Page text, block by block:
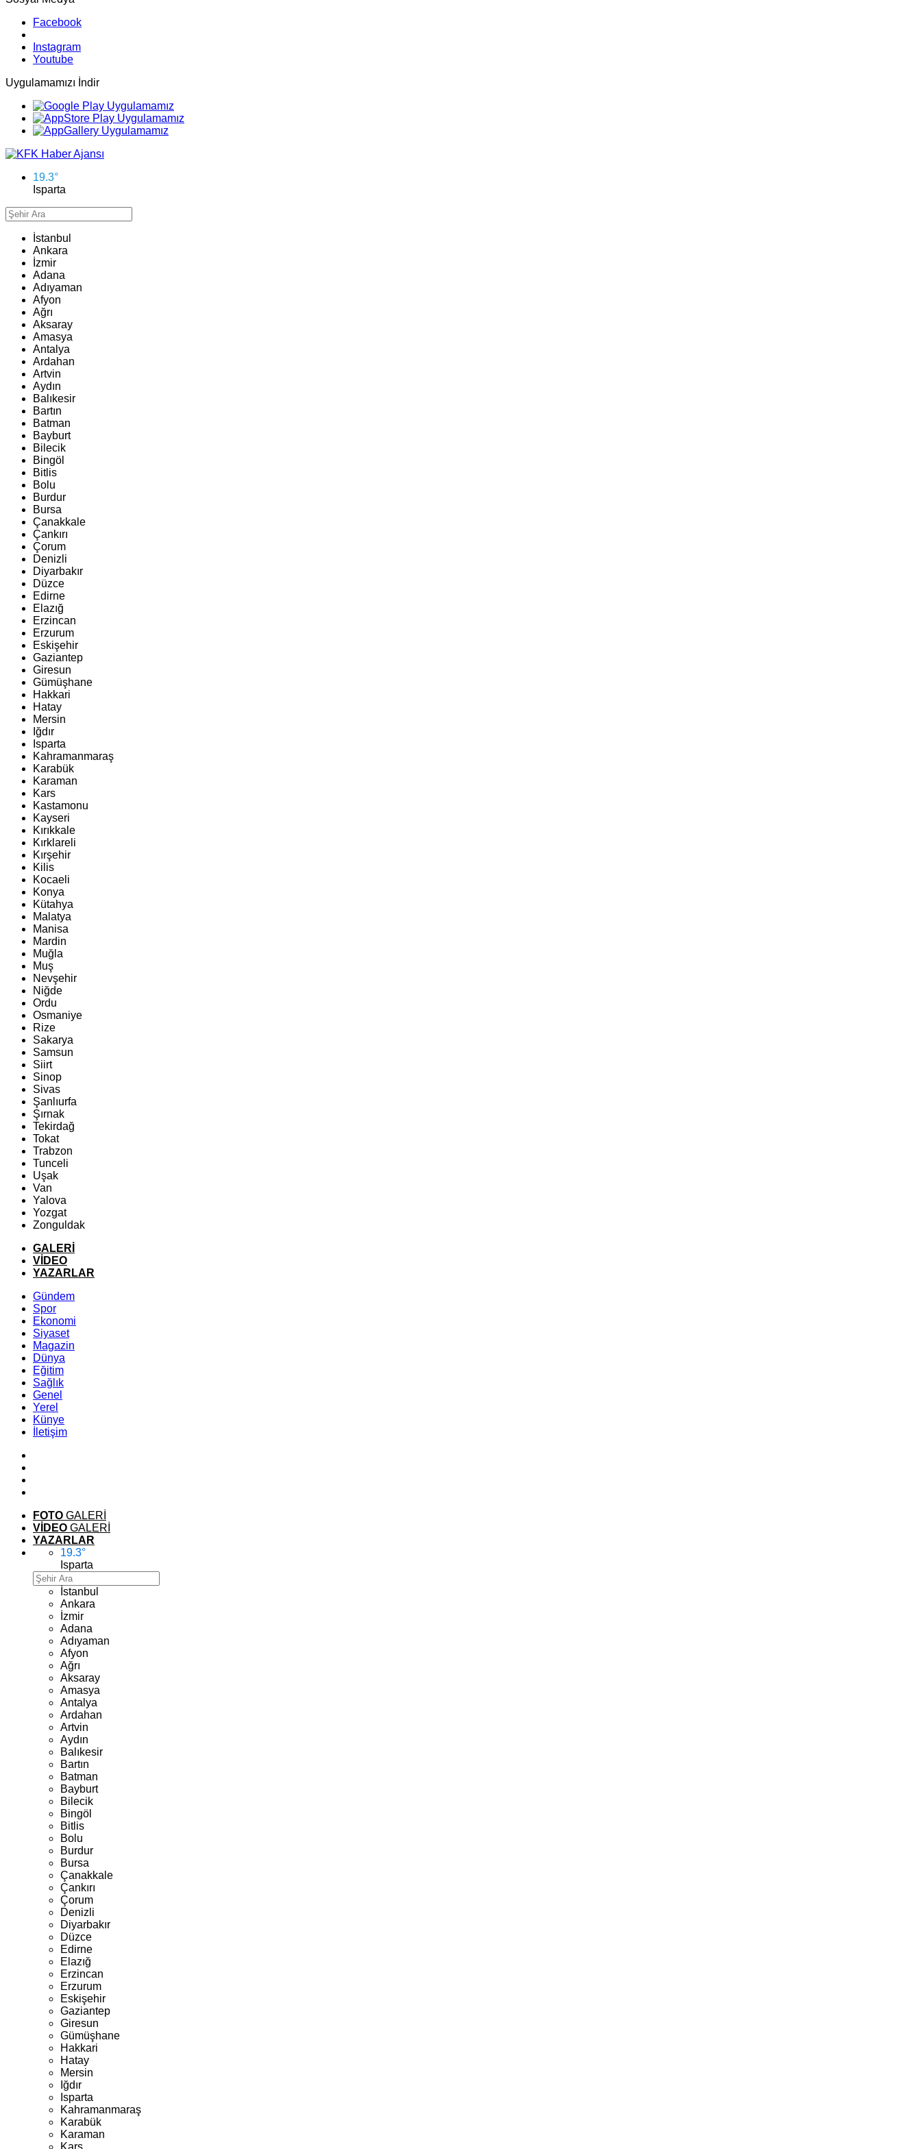
Facebook
Instagram
Youtube
Uygulamamızı İndir
19.3°
Isparta
İstanbul
Ankara
İzmir
Adana
Adıyaman
Afyon
Ağrı
Aksaray
Amasya
Antalya
Ardahan
Artvin
Aydın
Balıkesir
Bartın
Batman
Bayburt
Bilecik
Bingöl
Bitlis
Bolu
Burdur
Bursa
Çanakkale
Çankırı
Çorum
Denizli
Diyarbakır
Düzce
Edirne
Elazığ
Erzincan
Erzurum
Eskişehir
Gaziantep
Giresun
Gümüşhane
Hakkari
Hatay
Mersin
Iğdır
Isparta
Kahramanmaraş
Karabük
Karaman
Kars
Kastamonu
Kayseri
Kırıkkale
Kırklareli
Kırşehir
Kilis
Kocaeli
Konya
Kütahya
Malatya
Manisa
Mardin
Muğla
Muş
Nevşehir
Niğde
Ordu
Osmaniye
Rize
Sakarya
Samsun
Siirt
Sinop
Sivas
Şanlıurfa
Şırnak
Tekirdağ
Tokat
Trabzon
Tunceli
Uşak
Van
Yalova
Yozgat
Zonguldak
GALERİ
VİDEO
YAZARLAR
Gündem
Spor
Ekonomi
Siyaset
Magazin
Dünya
Eğitim
Sağlık
Genel
Yerel
Künye
İletişim
FOTO GALERİ
VİDEO GALERİ
YAZARLAR
19.3°
Isparta
İstanbul
Ankara
İzmir
Adana
Adıyaman
Afyon
Ağrı
Aksaray
Amasya
Antalya
Ardahan
Artvin
Aydın
Balıkesir
Bartın
Batman
Bayburt
Bilecik
Bingöl
Bitlis
Bolu
Burdur
Bursa
Çanakkale
Çankırı
Çorum
Denizli
Diyarbakır
Düzce
Edirne
Elazığ
Erzincan
Erzurum
Eskişehir
Gaziantep
Giresun
Gümüşhane
Hakkari
Hatay
Mersin
Iğdır
Isparta
Kahramanmaraş
Karabük
Karaman
Kars